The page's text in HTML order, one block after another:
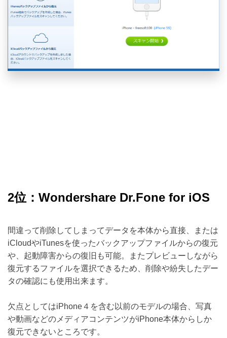
2位：Wondershare Dr.Fone for iOS
間違って削除してしまってデータを本体から直接、または
iCloudやiTunesを使ったバックアップファイルからの復元
や、起動障害からの復旧も可能。またプレビューしながら
復元するファイルを選択できるため、削除や紛失したデー
タの確認にも使用出来ます。
欠点としてはiPhone４を含む以前のモデルの場合、写真
や動画などのメディアコンテンツがiPhone本体からしか
復元できないところです。